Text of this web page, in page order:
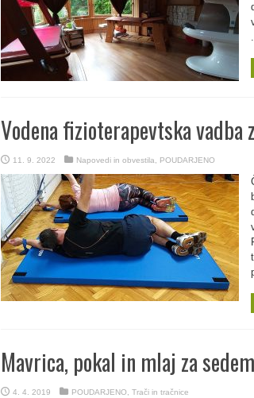
Vodena fizioterapevtska vadba
11. 9. 2022 Napovedi in obvestila POUDARJENO
Mavrica, pokal in mlaj za
4. 4. 2019 POUDARJENO Trači in tračnice